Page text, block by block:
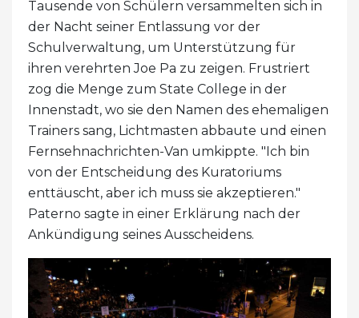
Tausende von Schülern versammelten sich in
der Nacht seiner Entlassung vor der
Schulverwaltung, um Unterstützung für
ihren verehrten Joe Pa zu zeigen. Frustriert
zog die Menge zum State College in der
Innenstadt, wo sie den Namen des ehemaligen
Trainers sang, Lichtmasten abbaute und einen
Fernsehnachrichten-Van umkippte. "Ich bin
von der Entscheidung des Kuratoriums
enttäuscht, aber ich muss sie akzeptieren."
Paterno sagte in einer Erklärung nach der
Ankündigung seines Ausscheidens.